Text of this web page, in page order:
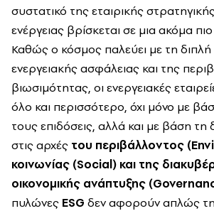
συστατικό της εταιρικής
ενέργειας βρίσκεται σε μια ακόμα
Καθώς ο κόσμος παλεύει με τη
ενεργειακής ασφάλειας και της
βιωσιμότητας, οι ενεργειακές
όλο και περισσότερο, όχι μόνο με
τους επιδόσεις, αλλά και με βάση
στις αρχές του περιβάλλοντος
κοινωνίας (Social) και της
οικονομικής ανάπτυξης
πυλώνες ESG δεν αφορούν απλώς